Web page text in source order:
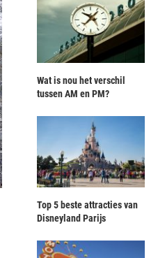
Wat is nou het verschil
tussen AM en PM?
Top 5 beste attracties van
Disneyland Parijs